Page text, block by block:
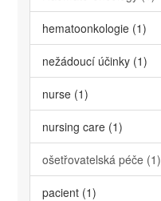
hematoonkologie (1)
nežádoucí účinky (1)
nurse (1)
nursing care (1)
ošetřovatelská péče (1)
pacient (1)